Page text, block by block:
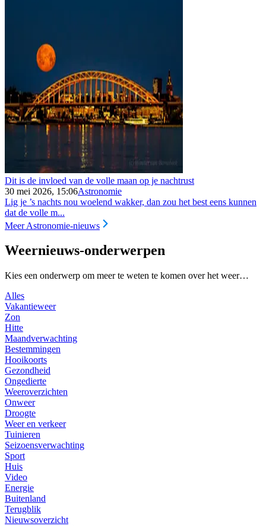
Dit is de invloed van de volle maan op je nachtrust
30 mei 2026, 15:06Astronomie
Lig je ’s nachts nou woelend wakker, dan zou het best eens kunnen
dat de volle m...
Meer Astronomie-nieuws
Weernieuws-onderwerpen
Kies een onderwerp om meer te weten te komen over het weer…
Alles
Vakantieweer
Zon
Hitte
Maandverwachting
Bestemmingen
Hooikoorts
Gezondheid
Ongedierte
Weeroverzichten
Onweer
Droogte
Weer en verkeer
Tuinieren
Seizoensverwachting
Sport
Huis
Video
Energie
Buitenland
Terugblik
Nieuwsoverzicht